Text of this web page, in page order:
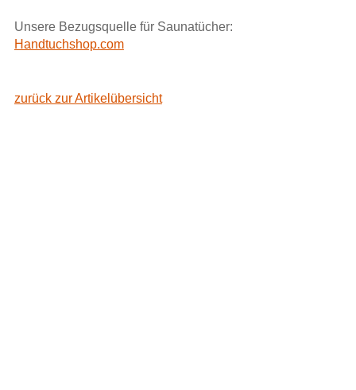
Unsere Bezugsquelle für Saunatücher:
Handtuchshop.com
zurück zur Artikelübersicht